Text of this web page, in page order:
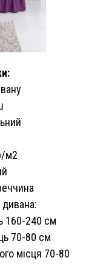
м2
дивана:
160-240 см
70-80 см
місця 70-80